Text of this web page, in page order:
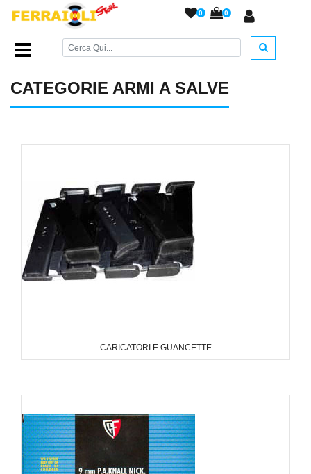
0 0
Home Page/ARMI A SALVE/
CATEGORIE ARMI A SALVE
CARICATORI E GUANCETTE